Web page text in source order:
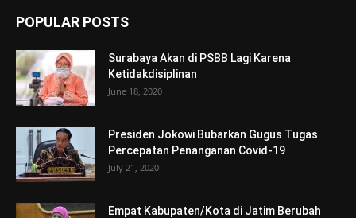
POPULAR POSTS
Surabaya Akan di PSBB Lagi Karena
Ketidakdisiplinan
June 18, 2020
Presiden Jokowi Bubarkan Gugus Tugas
Percepatan Penanganan Covid-19
July 21, 2020
Empat Kabupaten/Kota di Jatim Berubah